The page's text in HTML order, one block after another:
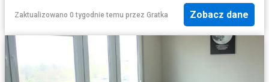
Zaktualizowano 0 tygodnie temu przez Gratka Zobacz dane